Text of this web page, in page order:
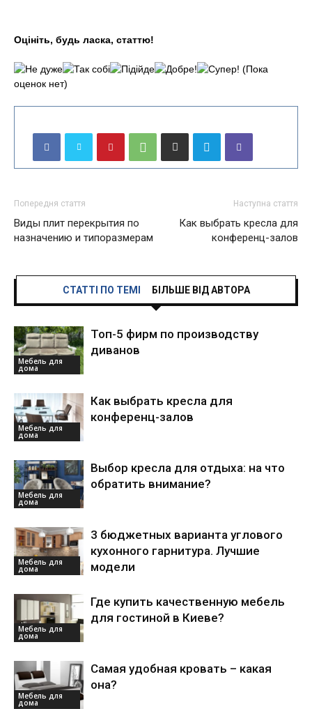
Оцініть, будь ласка, статтю!
(Пока
оценок нет)
Попередня стаття
Виды плит перекрытия по
назначению и типоразмерам
Наступна стаття
Как выбрать кресла для
конференц-залов
СТАТТІ ПО ТЕМІ БІЛЬШЕ ВІД АВТОРА
Мебель для
дома
Топ-5 фирм по производству
диванов
Мебель для
дома
Как выбрать кресла для
конференц-залов
Мебель для
дома
Выбор кресла для отдыха: на что
обратить внимание?
Мебель для
дома
3 бюджетных варианта углового
кухонного гарнитура. Лучшие
модели
Мебель для
дома
Где купить качественную мебель
для гостиной в Киеве?
Мебель для
дома
Самая удобная кровать – какая
она?